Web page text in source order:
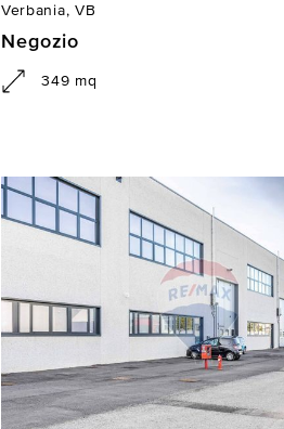
Verbania, VB
Negozio
349 mq